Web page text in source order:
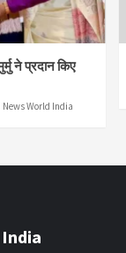
ने प्रदान किए
News World India